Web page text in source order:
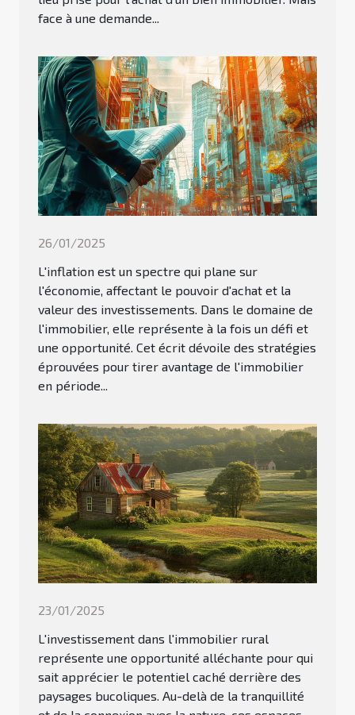
face à une demande...
26/01/2025
L'inflation est un spectre qui plane sur
l'économie, affectant le pouvoir d'achat et la
valeur des investissements. Dans le domaine de
l'immobilier, elle représente à la fois un défi et
une opportunité. Cet écrit dévoile des stratégies
éprouvées pour tirer avantage de l'immobilier
en période...
23/01/2025
L'investissement dans l'immobilier rural
représente une opportunité alléchante pour qui
sait apprécier le potentiel caché derrière des
paysages bucoliques. Au-delà de la tranquillité